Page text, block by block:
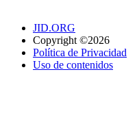
JID.ORG
Copyright ©2026
Política de Privacidad
Uso de contenidos